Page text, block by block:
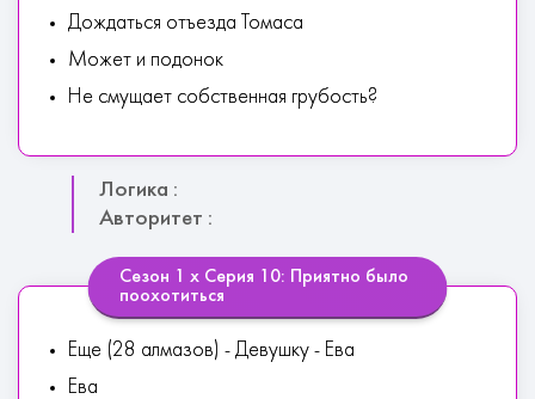
Дождаться отъезда Томаса
Может и подонок
Не смущает собственная грубость?
Логика :
Авторитет :
Сезон 1 х Серия 10: Приятно было
поохотиться
Еще (28 алмазов) - Девушку - Ева
Ева